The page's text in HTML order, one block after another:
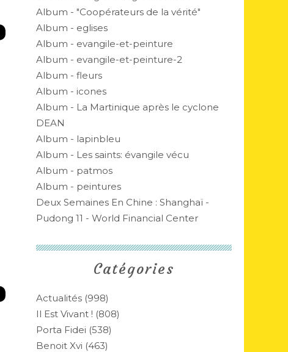
Catégories
Actualités (998)
Il Est Vivant ! (808)
Porta Fidei (538)
Benoit Xvi (463)
Album - "Coopérateurs de la vérité"
Album - eglises
Album - evangile-et-peinture
Album - evangile-et-peinture-2
Album - fleurs
Album - icones
Album - La Martinique après le cyclone
DEAN
Album - lapinbleu
Album - Les saints: évangile vécu
Album - patmos
Album - peintures
Deux Semaines En Chine : Shanghaï -
Pudong 11 - World Financial Center